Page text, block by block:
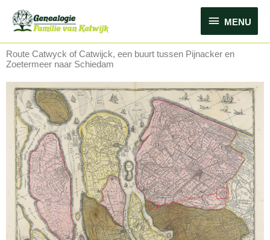
naar
MENU
MENU
Route Catwyck of Catwijck, een buurt tussen Pijnacker en
Zoetermeer naar Schiedam